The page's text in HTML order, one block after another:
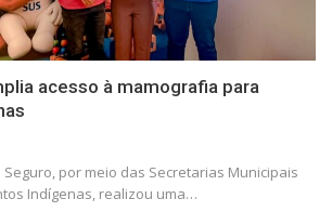
acesso à mamografia para
por meio das Secretarias Municipais
Indígenas, realizou uma…